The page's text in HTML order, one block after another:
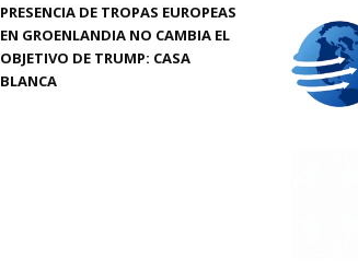
PRESENCIA DE TROPAS EUROPEAS
EN GROENLANDIA NO CAMBIA EL
OBJETIVO DE TRUMP: CASA
BLANCA